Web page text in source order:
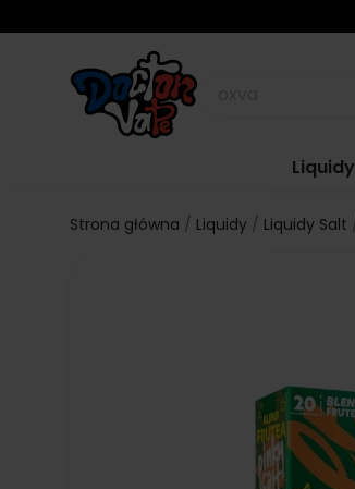
Liquidy
Strona główna Liquidy Liquidy Salt